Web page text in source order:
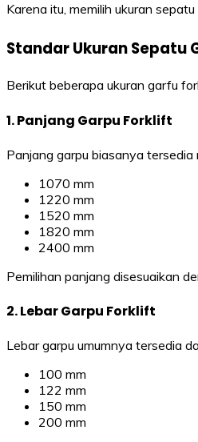
Karena itu, memilih ukuran
Standar Ukuran Sepatu
Berikut beberapa ukuran garfu
1. Panjang Garpu Forklift
Panjang garpu biasanya tersedia
1070 mm
1220 mm
1520 mm
1820 mm
2400 mm
Pemilihan panjang disesuaikan
2. Lebar Garpu Forklift
Lebar garpu umumnya tersedia
100 mm
122 mm
150 mm
200 mm